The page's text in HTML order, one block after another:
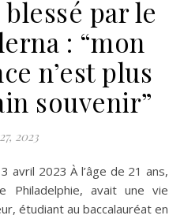
par le
: “mon
n’est plus
souvenir”
2023
Philadelphie, avait une vie
étudiant au baccalauréat en